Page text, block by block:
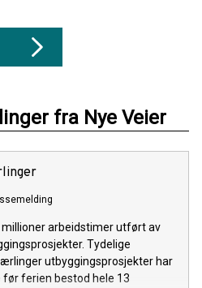
fra Nye Veier
millioner arbeidstimer utført av
Tydelige
utbyggingsprosjekter har
ferien bestod hele 13